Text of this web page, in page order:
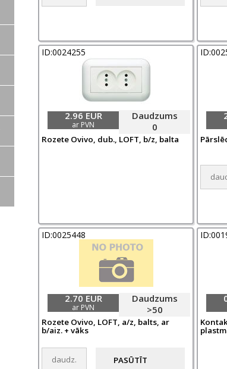
ID:0024255
Daudzums
0
2.96 EUR
ar PVN
Rozete Ovivo, dub., LOFT, b/z, balta
ID:0025448
Daudzums
>50
2.70 EUR
ar PVN
Rozete Ovivo, LOFT, a/z, balts, ar
b/aiz. + vāks